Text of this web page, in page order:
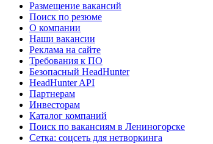
Размещение вакансий
Поиск по резюме
О компании
Наши вакансии
Реклама на сайте
Требования к ПО
Безопасный HeadHunter
HeadHunter API
Партнерам
Инвесторам
Каталог компаний
Поиск по вакансиям в Лениногорске
Сетка: соцсеть для нетворкинга